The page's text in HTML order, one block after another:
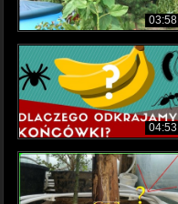
03:58
04:53